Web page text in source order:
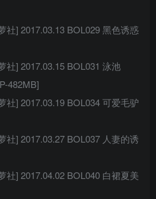
社] 2017.03.13 BOL029 黑色诱惑
社] 2017.03.15 BOL031 泳池
482MB]
社] 2017.03.19 BOL034 可爱毛驴
社] 2017.03.27 BOL037 人妻的诱
社] 2017.04.02 BOL040 白裙夏美